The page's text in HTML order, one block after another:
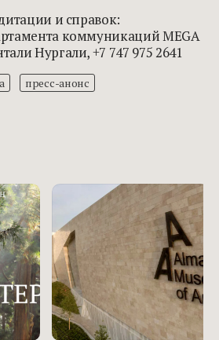
и справок:
коммуникаций MEGA
Нургали, +7 747 975 2641
пресс-анонс